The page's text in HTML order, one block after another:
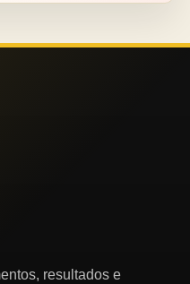
resultados e